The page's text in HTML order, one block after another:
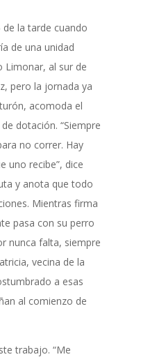
de la tarde cuando
de una unidad
Limonar, al sur de
pero la jornada ya
acomoda el
dotación. “Siempre
no correr. Hay
uno recibe”, dice
y anota que todo
Mientras firma
pasa con su perro
nunca falta, siempre
vecina de la
a esas
al comienzo de
trabajo. “Me